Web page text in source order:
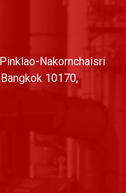
Nakornchaisri
10170,